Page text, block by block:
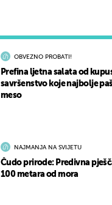
OBVEZNO PROBATI!
Prefina ljetna salata od
savršenstvo koje najbolje
meso
NAJMANJA NA SVIJETU
Čudo prirode: Predivna
100 metara od mora